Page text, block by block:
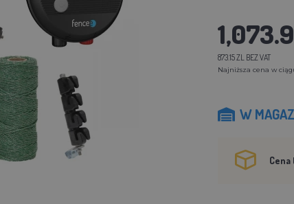
873.15 ZL BEZ VAT
Najniższa cena w
W